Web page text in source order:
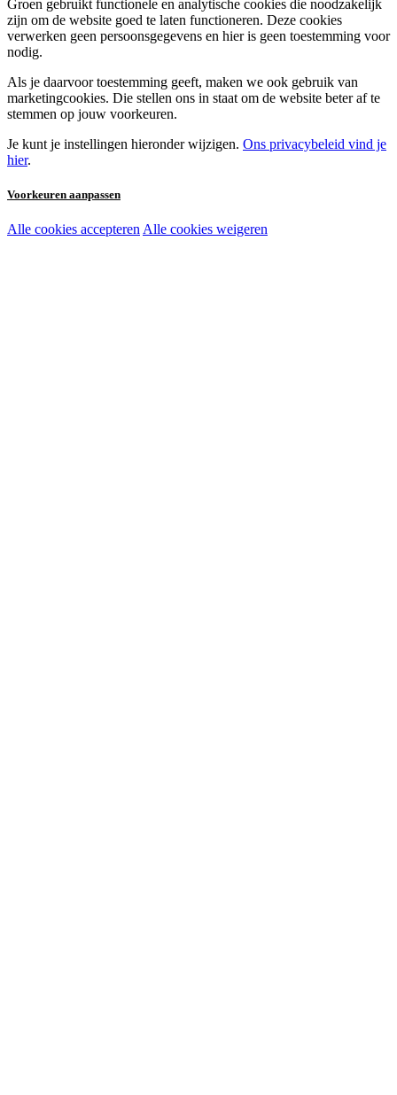
Groen gebruikt functionele en analytische cookies die noodzakelijk
zijn om de website goed te laten functioneren. Deze cookies
verwerken geen persoonsgegevens en hier is geen toestemming voor
nodig.
Als je daarvoor toestemming geeft, maken we ook gebruik van
marketingcookies. Die stellen ons in staat om de website beter af te
stemmen op jouw voorkeuren.
Je kunt je instellingen hieronder wijzigen. Ons privacybeleid vind je
hier.
Voorkeuren aanpassen
Noodzakelijke cookies:
Alle cookies accepteren Alle cookies weigeren